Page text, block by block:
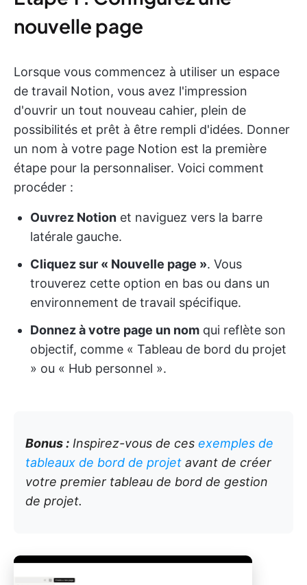
nouvelle page
Lorsque vous commencez à utiliser un espace
de travail Notion, vous avez l'impression
d'ouvrir un tout nouveau cahier, plein de
possibilités et prêt à être rempli d'idées. Donner
un nom à votre page Notion est la première
étape pour la personnaliser. Voici comment
procéder :
Ouvrez Notion et naviguez vers la barre
latérale gauche.
Cliquez sur « Nouvelle page ». Vous
trouverez cette option en bas ou dans un
environnement de travail spécifique.
Donnez à votre page un nom qui reflète son
objectif, comme « Tableau de bord du projet
» ou « Hub personnel ».
Bonus : Inspirez-vous de ces exemples de
tableaux de bord de projet avant de créer
votre premier tableau de bord de gestion
de projet.